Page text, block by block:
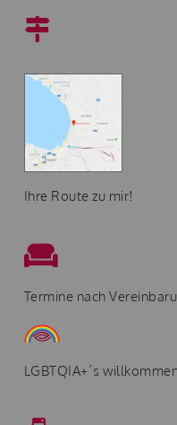
Ihre Route zu mir!
Termine nach
LGBTQIA+´s